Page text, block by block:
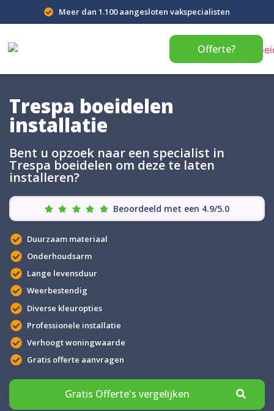
Meer dan 1.100 aangesloten vakspecialisten
Offerte?
Trespa boeidelen
installatie
Bent u opzoek naar een specialist in
Trespa boeidelen om deze te laten
installeren?
Beoordeeld met een 4.9/5.0
Duurzaam materiaal
Onderhoudsarm
Lange levensduur
Weerbestendig
Diverse kleuropties
Professionele installatie
Verhoogt woningwaarde
Gratis offerte aanvragen
Gratis Offerte's vergelijken